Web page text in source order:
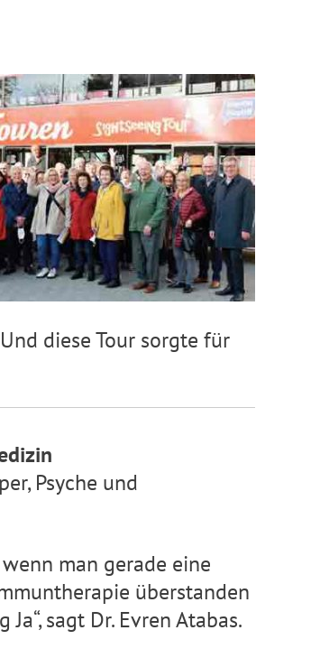
diese Tour sorgte für
Psyche und
man gerade eine
überstanden
Ja“, sagt Dr. Evren Atabas.